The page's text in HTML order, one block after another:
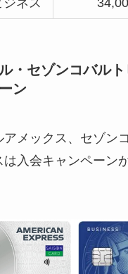
ジネス
・セゾンコバル
ン
アメックス、セゾン
は入会キャンペーン